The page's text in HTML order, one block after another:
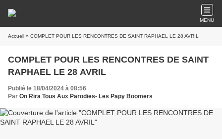
MENU
Accueil » COMPLET POUR LES RENCONTRES DE SAINT RAPHAEL LE 28 AVRIL
COMPLET POUR LES RENCONTRES DE SAINT
RAPHAEL LE 28 AVRIL
Publié le 18/04/2024 à 08:56
Par On Rira Tous Aux Parodies- Les Papy Boomers